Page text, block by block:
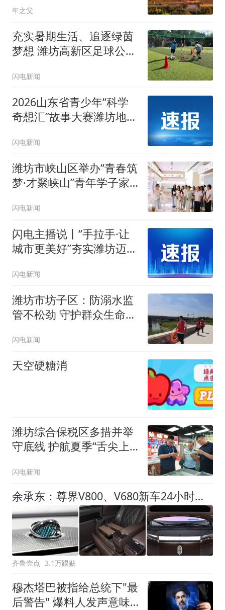
年之父
充实暑期生活、追逐绿茵
梦想 潍坊高新区足球公益
闪电新闻
2026山东省青少年“科学
奇想汇”故事大赛潍坊地区
闪电新闻
潍坊市峡山区举办“青春筑
梦·才聚峡山”青年学子家
闪电新闻
闪电主播说丨“手拉手·让
城市更美好”夯实潍坊迈向
闪电新闻
潍坊市坊子区：防溺水监
管不松劲 守护群众生命安
闪电新闻
天空硬糖消
潍坊综合保税区多措并举
守底线 护航夏季“舌尖上
闪电新闻
余承东：尊界V800、V680新车24小时大定突破3500台
齐鲁壹点 3.1万跟贴
穆杰塔巴被指给总统下"最
后警告" 爆料人发声意味